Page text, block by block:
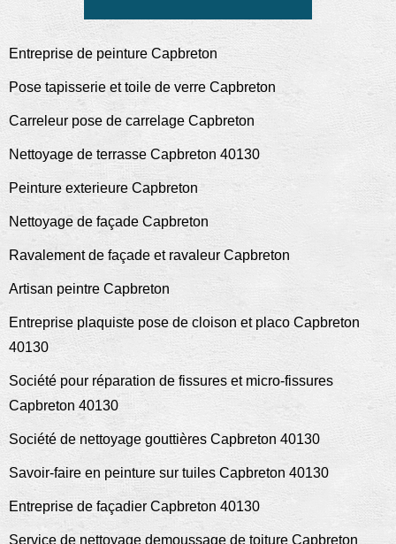
Entreprise de peinture Capbreton
Pose tapisserie et toile de verre Capbreton
Carreleur pose de carrelage Capbreton
Nettoyage de terrasse Capbreton 40130
Peinture exterieure Capbreton
Nettoyage de façade Capbreton
Ravalement de façade et ravaleur Capbreton
Artisan peintre Capbreton
Entreprise plaquiste pose de cloison et placo Capbreton
40130
Société pour réparation de fissures et micro-fissures
Capbreton 40130
Société de nettoyage gouttières Capbreton 40130
Savoir-faire en peinture sur tuiles Capbreton 40130
Entreprise de façadier Capbreton 40130
Service de nettoyage demoussage de toiture Capbreton